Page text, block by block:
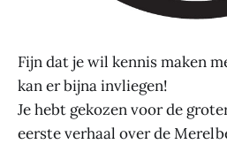
Fijn dat je wil kennis maken
kan er bijna invliegen!
Je hebt gekozen voor de
eerste verhaal over de